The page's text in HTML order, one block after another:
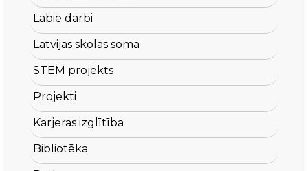
Labie darbi
Latvijas skolas soma
STEM projekts
Projekti
Karjeras izglītība
Bibliotēka